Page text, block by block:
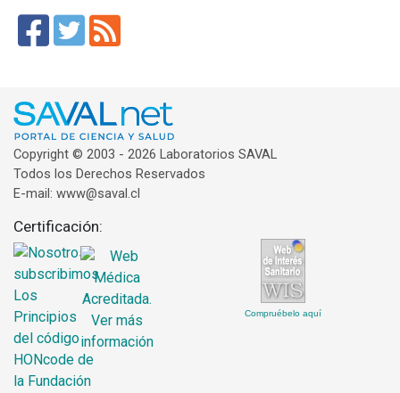
Copyright © 2003 - 2026 Laboratorios SAVAL
Todos los Derechos Reservados
E-mail: www@saval.cl
Certificación:
Compruébelo aquí